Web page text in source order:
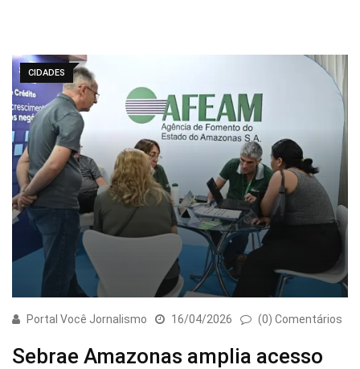
CIDADES
Portal Você Jornalismo 16/04/2026 (0) Comentários
Sebrae Amazonas amplia acesso